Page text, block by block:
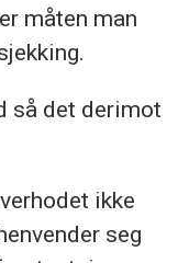
måten man
så det derimot
ikke
seg